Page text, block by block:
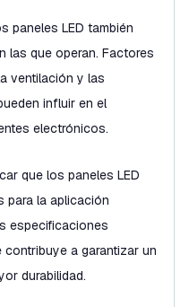
paneles LED también
las que operan. Factores
ventilación y las
influir en el
electrónicos.
que los paneles LED
para la aplicación
especificaciones
a garantizar un
durabilidad.